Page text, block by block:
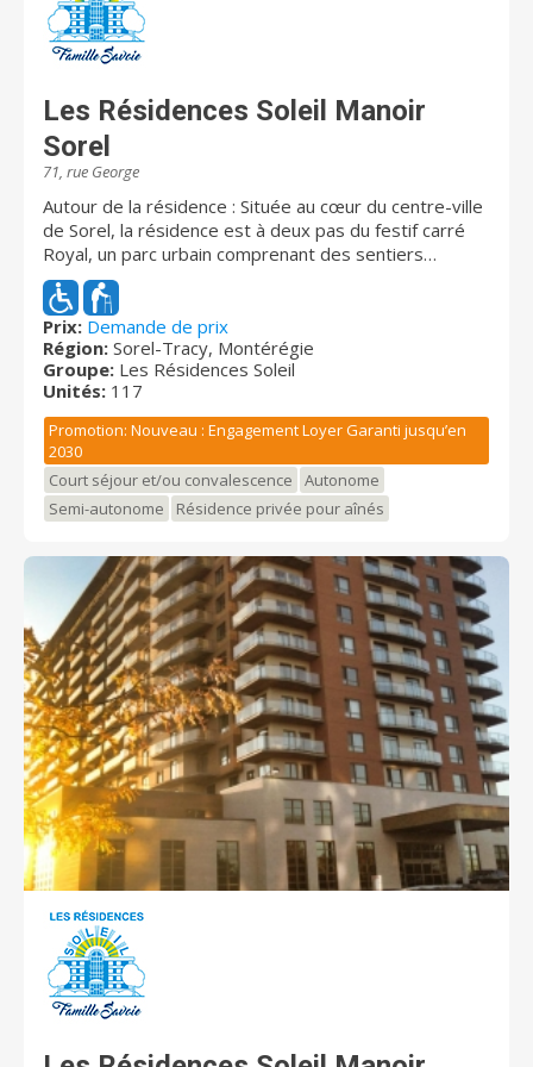
Les Résidences Soleil Manoir
Sorel
71, rue George
Autour de la résidence : Située au cœur du centre-ville
de Sorel, la résidence est à deux pas du festif carré
Royal, un parc urbain comprenant des sentiers
piétonniers agrémentés de nombreux arbres matures
accueillant des festivals, fêtes, marchés et soirées
dansantes au grand plaisir de nos résidents. L'édifice,
entièrement reconverti, était autrefois le grand
Théâtre Sorel. Grâce à nos trois terrasses
aménagées sur les toits du bâtiment, nos résidents
peuvent profiter d'une superbe vue sur le fleuve St-
Laurent, observer les bateaux, jardiner, se balancer,
jouer aux palets et participer aux fêtes estivales
extérieures. Disponibilités immédiates : Logements
abordables Types d’unités : 1 ½ (studio), 2 ½ et 3 ½.
assistance médicale 24/7 gratuite et grille de soins
personnalisés à la carte.
Prix: Demande de prix
Région: Sorel-Tracy, Montérégie
Groupe: Les Résidences Soleil
Unités: 117
Promotion: Nouveau : Engagement Loyer Garanti jusqu’en
2030
Court séjour et/ou convalescence
Autonome
Semi-autonome
Résidence privée pour aînés